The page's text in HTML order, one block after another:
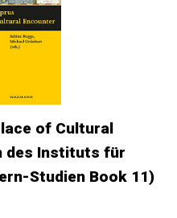
of Cultural
des Instituts für
Studien Book 11)